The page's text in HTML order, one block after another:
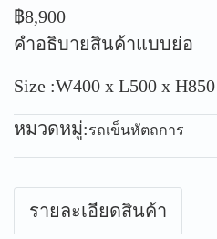
฿8,900
คำอธิบายสินค้าแบบย่อ
Size :W400 x L500 x
หมวดหมู่:รถเข็นหัตถการ
รายละเอียดสินค้า